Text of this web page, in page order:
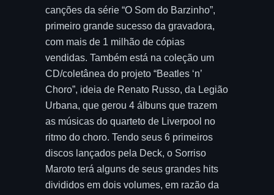
canções da série “O Som do Barzinho”,
primeiro grande sucesso da gravadora,
com mais de 1 milhão de cópias
vendidas. Também está na coleção um
CD/coletânea do projeto “Beatles ‘n’
Choro”, ideia de Renato Russo, da Legião
Urbana, que gerou 4 álbuns que trazem
as músicas do quarteto de Liverpool no
ritmo do choro. Tendo seus 6 primeiros
discos lançados pela Deck, o Sorriso
Maroto terá alguns de seus grandes hits
divididos em dois volumes, em razão da